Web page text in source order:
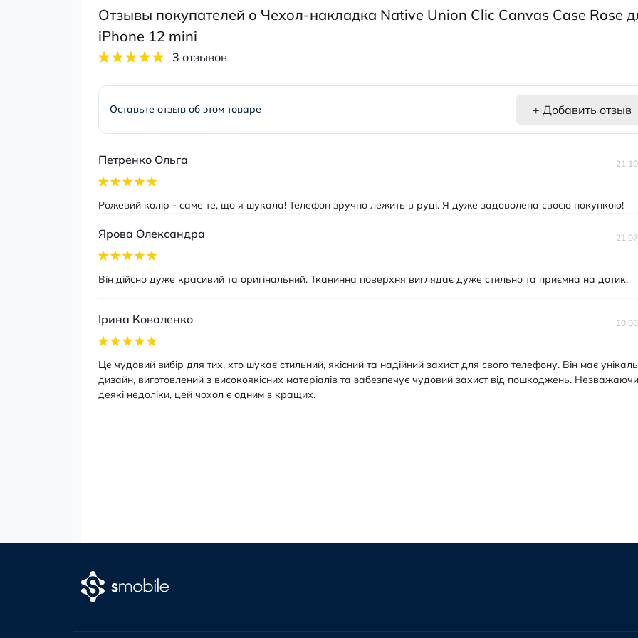
Отзывы покупателей о Чехол-накладка Native Union Clic Canvas Case Rose
iPhone 12 mini
3 отзывов
Оставьте отзыв об этом товаре + Добавить отзыв
Петренко Ольга
Рожевий колір - саме те, що я шукала! Телефон зручно лежить в руці. Я дуже задоволена своєю покупкою!
Ярова Олександра
Він дійсно дуже красивий та оригінальний. Тканинна поверхня виглядає дуже стильно та приємна на дотик.
Ірина Коваленко
Це чудовий вибір для тих, хто шукає стильний, якісний та надійний захист для свого телефону. Він має
дизайн, виготовлений з високоякісних матеріалів та забезпечує чудовий захист від пошкоджень.
деякі недоліки, цей чохол є одним з кращих.